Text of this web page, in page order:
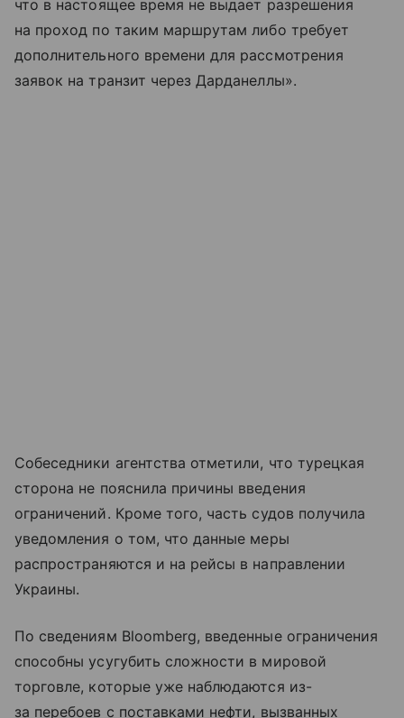
что в настоящее время не выдает разрешения
на проход по таким маршрутам либо требует
дополнительного времени для рассмотрения
заявок на транзит через Дарданеллы».
Собеседники агентства отметили, что турецкая
сторона не пояснила причины введения
ограничений. Кроме того, часть судов получила
уведомления о том, что данные меры
распространяются и на рейсы в направлении
Украины.
По сведениям Bloomberg, введенные ограничения
способны усугубить сложности в мировой
торговле, которые уже наблюдаются из-
за перебоев с поставками нефти, вызванных